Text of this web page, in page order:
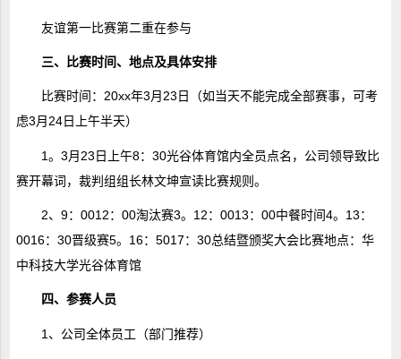
友谊第一比赛第二重在参与
三、比赛时间、地点及具体安排
比赛时间：20xx年3月23日（如当天不能完成全部赛事，可考
虑3月24日上午半天）
1。3月23日上午8：30光谷体育馆内全员点名，公司领导致比
赛开幕词，裁判组组长林文坤宣读比赛规则。
2、9：0012：00淘汰赛3。12：0013：00中餐时间4。13：
0016：30晋级赛5。16：5017：30总结暨颁奖大会比赛地点：华
中科技大学光谷体育馆
四、参赛人员
1、公司全体员工（部门推荐）